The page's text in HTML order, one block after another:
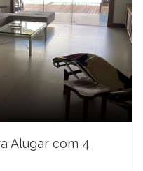
Alugar com 4